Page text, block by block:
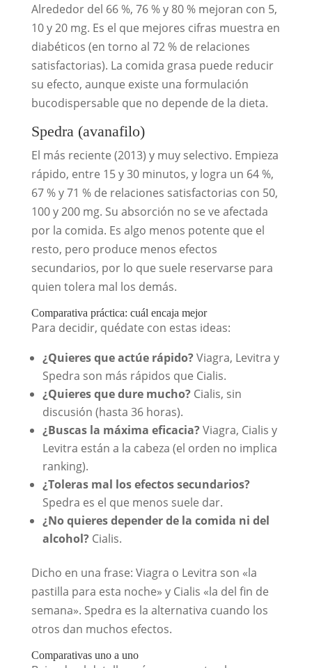
Alrededor del 66 %, 76 % y 80 % mejoran con 5,
10 y 20 mg. Es el que mejores cifras muestra en
diabéticos (en torno al 72 % de relaciones
satisfactorias). La comida grasa puede reducir
su efecto, aunque existe una formulación
bucodispersable que no depende de la dieta.
Spedra (avanafilo)
El más reciente (2013) y muy selectivo. Empieza
rápido, entre 15 y 30 minutos, y logra un 64 %,
67 % y 71 % de relaciones satisfactorias con 50,
100 y 200 mg. Su absorción no se ve afectada
por la comida. Es algo menos potente que el
resto, pero produce menos efectos
secundarios, por lo que suele reservarse para
quien tolera mal los demás.
Comparativa práctica: cuál encaja mejor
Para decidir, quédate con estas ideas:
¿Quieres que actúe rápido?Viagra, Levitra y
Spedra son más rápidos que Cialis.
¿Quieres que dure mucho?Cialis, sin
discusión (hasta 36 horas).
¿Buscas la máxima eficacia?Viagra, Cialis y
Levitra están a la cabeza (el orden no implica
ranking).
¿Toleras mal los efectos secundarios?
Spedra es el que menos suele dar.
¿No quieres depender de la comida ni del
alcohol?Cialis.
Dicho en una frase: Viagra o Levitra son «la
pastilla para esta noche» y Cialis «la del fin de
semana». Spedra es la alternativa cuando los
otros dan muchos efectos.
Comparativas uno a uno